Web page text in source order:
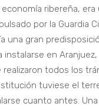
economía ribereña,
por la Guardia
una gran
instalarse en
realizaron todos los
tuviese el
cuanto antes.